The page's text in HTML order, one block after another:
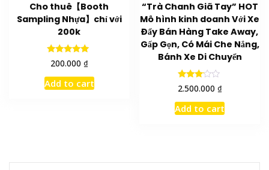
Cho thuê【Booth
Sampling Nhựa】chỉ với
200k
Rated
5.00
out of 5
200.000 ₫
Add to cart
“Trà Chanh Giã Tay” HOT
Mô hình kinh doanh Với Xe
Đẩy Bán Hàng Take Away,
Gấp Gọn, Có Mái Che Nắng,
Bánh Xe Di Chuyển
Rated
3.00
out of
5
2.500.000 ₫
Add to cart